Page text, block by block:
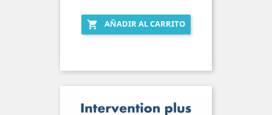
 AÑADIR AL CARRITO